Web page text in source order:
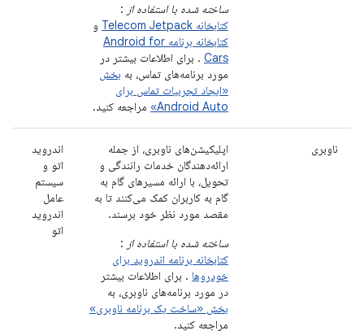
ساخته شده با استفاده از :
کتابخانه Telecom Jetpack
و
کتابخانه برنامه Android for
Cars . برای اطلاعات بیشتر در
مورد برنامه‌های تماس، به بخش
«ایجاد تجربیات تماس برای
Android Auto»
مراجعه کنید.
ناوبری
اپلیکیشن‌های ناوبری، از جمله
ارائه‌دهندگان خدمات رانندگی و
تحویل، با ارائه مسیرهای گام به
گام به کاربران کمک می‌کنند تا به
مقصد مورد نظر خود برسند.
ساخته شده با استفاده از :
کتابخانه برنامه اندروید برای
خودروها . برای اطلاعات بیشتر
در مورد برنامه‌های ناوبری، به
بخش «ساخت یک برنامه ناوبری»
مراجعه کنید.
اندروید
اتو و
سیستم
عامل
اندروید
اتو